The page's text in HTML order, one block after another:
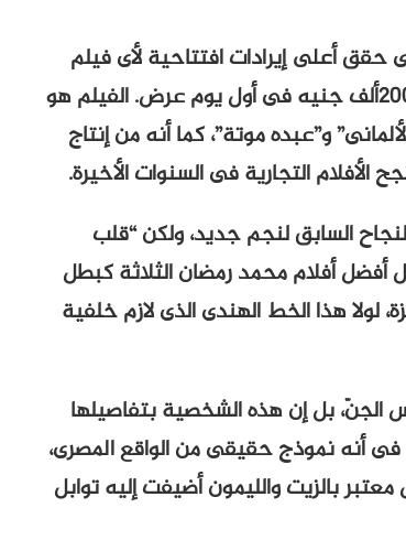
أعلى إيرادات افتتاحية لأى فيلم
عبر تاريخ هذه السينما العريق. يتحدثون عن 3ملايين و200ألف جنيه فى أول يوم عرض. الفيلم هو
و”عبده موتة”، كما أنه من إنتاج
الأفلام التجارية فى السنوات الأخيرة.
السابق لنجم جديد، ولكن “قلب
أفضل أفلام محمد رمضان الثلاثة كبطل
هذا الخط الهندى الذى لازم خلفية
بل إن هذه الشخصية بتفاصيلها
فى أنه نموذج حقيقى من الواقع المصرى،
بالزيت والليمون أضيفت إليه توابل